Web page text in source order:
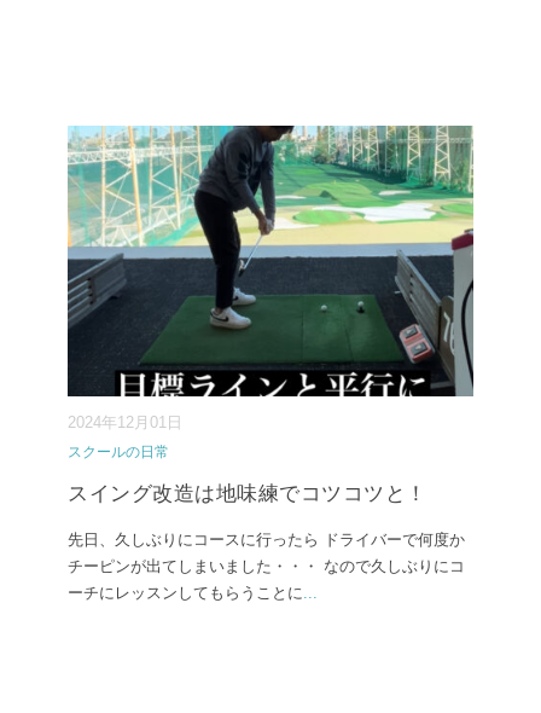
2024年12月01日
スクールの日常
スイング改造は地味練でコツコツと！
先日、久しぶりにコースに行ったら ドライバーで何度か
チーピンが出てしまいました・・・ なので久しぶりにコ
ーチにレッスンしてもらうことに...